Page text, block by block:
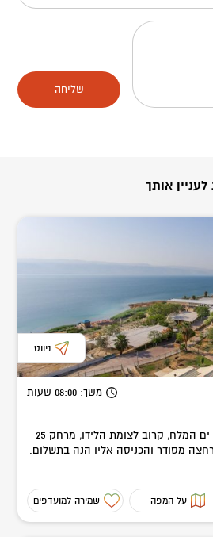
שליחה
אותך
ניווט
משך: 08:00 שעות
חוף ביאנקיני נמצא בצפון ים המלח, קרוב לצומת הלידו, מרחק 25
מסודר והכניסה אליו הנה בתשלום.
על המפה שמירה למועדפים